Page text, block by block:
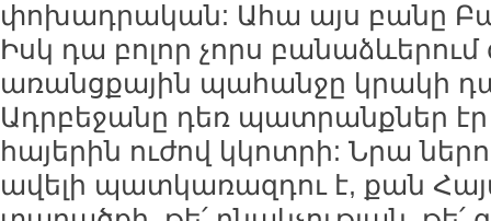
փոխադրական: Ահա այս բանը
Իսկ դա բոլոր չորս բանաձևերում
առանցքային պահանջը կրակի
Ադրբեջանը դեռ պատրանքներ
հայերին ուժով կկոտրի: Նրա
ավելի պատկառազդու է, քան